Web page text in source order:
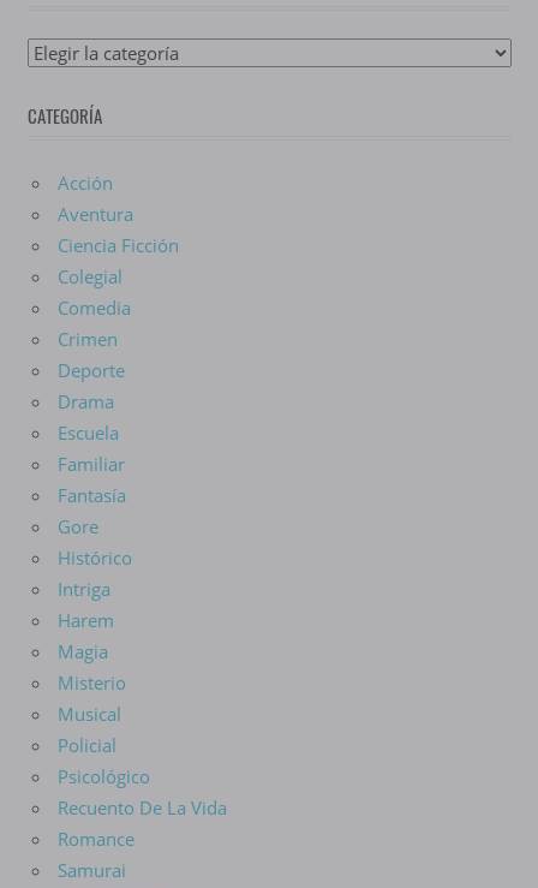
Lista
Anime
CATEGORÍA
Acción
Aventura
Ciencia Ficción
Colegial
Comedia
Crimen
Deporte
Drama
Escuela
Familiar
Fantasía
Gore
Histórico
Intriga
Harem
Magia
Misterio
Musical
Policial
Psicológico
Recuento De La Vida
Romance
Samurai